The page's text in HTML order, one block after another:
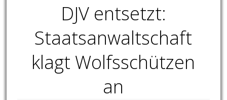
DJV entsetzt:
Staatsanwaltschaft
klagt Wolfsschützen
an